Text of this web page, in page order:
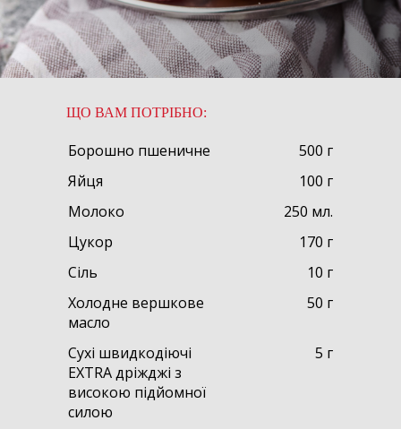
ЩО ВАМ ПОТРІБНО:
Борошно пшеничне
500 г
Яйця
100 г
Молоко
250 мл.
Цукор
170 г
Сіль
10 г
Холодне вершкове
масло
50 г
Сухі швидкодіючі
EXTRA дріжджі з
високою підйомної
силою
5 г